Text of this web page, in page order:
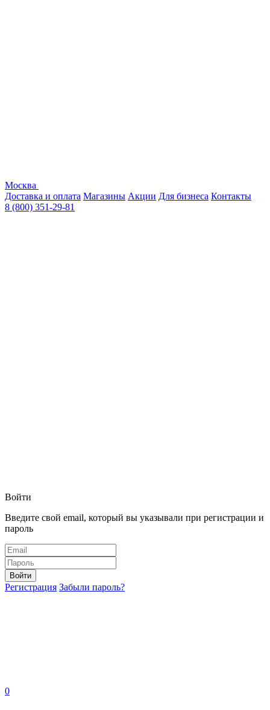
Москва
Доставка и оплата Магазины Акции Для бизнеса Контакты
8 (800) 351-29-81
Войти
Введите свой email, который вы указывали при регистрации и
пароль
Войти
Регистрация Забыли пароль?
0